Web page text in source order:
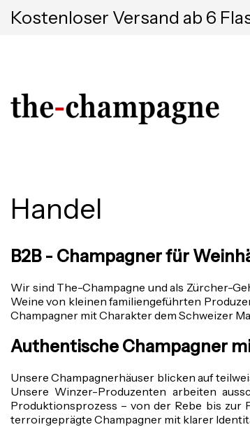
Kostenloser Versand ab 6
Handel
B2B - Champagner für
Wir sind The-Champagne und als Zürcher-
Weine von kleinen familiengeführten
Champagner mit Charakter dem Schweizer
Authentische Champagner
Unsere Champagnerhäuser blicken auf
Unsere Winzer-Produzenten arbeiten
Produktionsprozess – von der Rebe bis zur
terroirgeprägte Champagner mit klarer